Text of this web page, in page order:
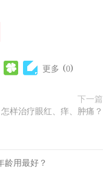
更多 (0)
下一篇
怎样治疗眼红、痒、肿痛？
龄用最好？